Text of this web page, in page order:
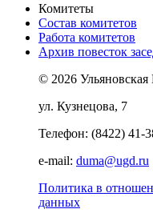
Комитеты
Состав комитетов
Работа комитетов
Архив повесток
© 2026 Ульяновская
ул. Кузнецова, 7
Телефон: (8422) 41-
e-mail: duma@ugd.ru
Политика в
данных